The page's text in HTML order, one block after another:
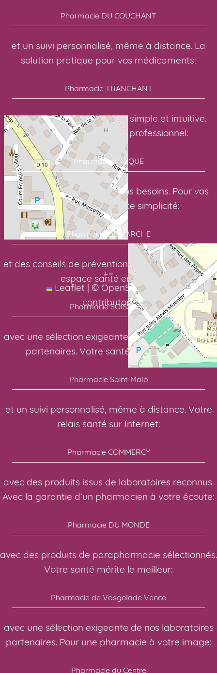
+−
Leaflet | © OpenStreetMap
contributors
Pharmacie DU COUCHANT
et un suivi personnalisé, même à distance. La
solution pratique pour vos médicaments:
Pharmacie TRANCHANT
avec une interface en ligne simple et intuitive.
Avec un suivi sérieux et professionnel:
Pharmacie VALQUE
pour des soins adaptés à vos besoins. Pour vos
médicaments en toute simplicité:
Pharmacie DE L’ARCHE
et des conseils de prévention toute l’année. Votre
espace santé en ligne:
Pharmacie SOISSONS
avec une sélection exigeante de nos laboratoires
partenaires. Votre santé, notre priorité:
Pharmacie Saint-Malo
et un suivi personnalisé, même à distance. Votre
relais santé sur Internet:
Pharmacie COMMERCY
avec des produits issus de laboratoires reconnus.
Avec la garantie d’un pharmacien à votre écoute:
Pharmacie DU MONDE
avec des produits de parapharmacie sélectionnés.
Votre santé mérite le meilleur:
Pharmacie de Vosgelade Vence
avec une sélection exigeante de nos laboratoires
partenaires. Pour une pharmacie à votre image:
Pharmacie du Centre